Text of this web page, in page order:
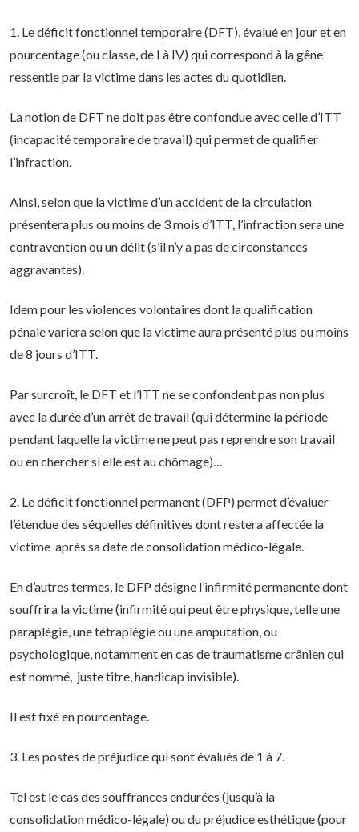
1. Le déficit fonctionnel temporaire (DFT), évalué en jour et en
pourcentage (ou classe, de I à IV) qui correspond à la gêne
ressentie par la victime dans les actes du quotidien.
La notion de DFT ne doit pas être confondue avec celle d’ITT
(incapacité temporaire de travail) qui permet de qualifier
l’infraction.
Ainsi, selon que la victime d’un accident de la circulation
présentera plus ou moins de 3 mois d’ITT, l’infraction sera une
contravention ou un délit (s’il n’y a pas de circonstances
aggravantes).
Idem pour les violences volontaires dont la qualification
pénale variera selon que la victime aura présenté plus ou moins
de 8 jours d’ITT.
Par surcroît, le DFT et l’ITT ne se confondent pas non plus
avec la durée d’un arrêt de travail (qui détermine la période
pendant laquelle la victime ne peut pas reprendre son travail
ou en chercher si elle est au chômage)…
2. Le déficit fonctionnel permanent (DFP) permet d’évaluer
l’étendue des séquelles définitives dont restera affectée la
victime après sa date de consolidation médico-légale.
En d’autres termes, le DFP désigne l’infirmité permanente dont
souffrira la victime (infirmité qui peut être physique, telle une
paraplégie, une tétraplégie ou une amputation, ou
psychologique, notamment en cas de traumatisme crânien qui
est nommé, juste titre, handicap invisible).
Il est fixé en pourcentage.
3. Les postes de préjudice qui sont évalués de 1 à 7.
Tel est le cas des souffrances endurées (jusqu’à la
consolidation médico-légale) ou du préjudice esthétique (pour